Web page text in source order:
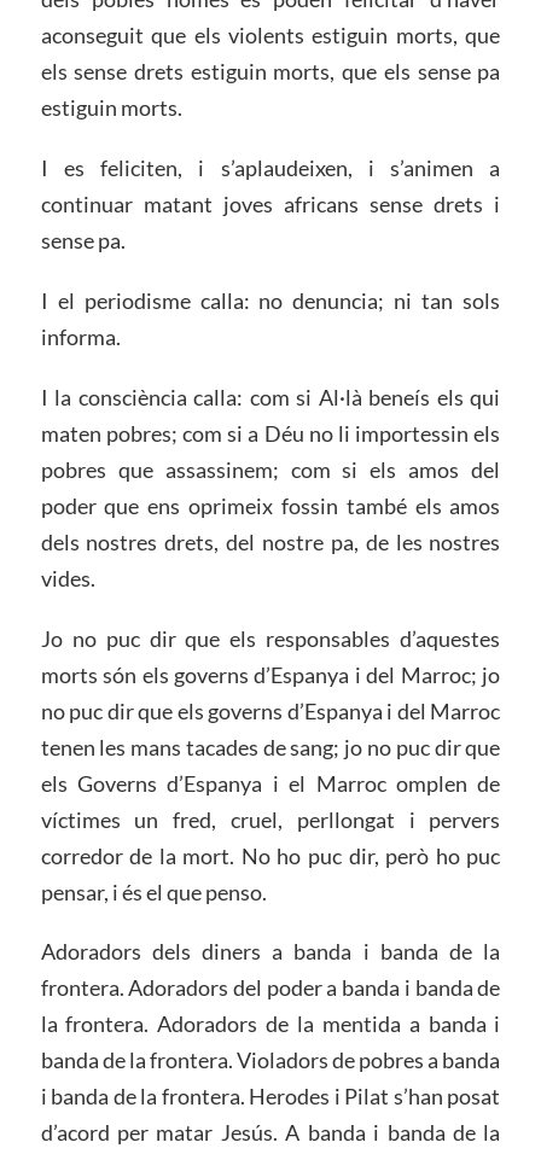
aconseguit que els violents estiguin morts, que
els sense drets estiguin morts, que els sense pa
estiguin morts.
I es feliciten, i s’aplaudeixen, i s’animen a
continuar matant joves africans sense drets i
sense pa.
I el periodisme calla: no denuncia; ni tan sols
informa.
I la consciència calla: com si Al·là beneís els qui
maten pobres; com si a Déu no li importessin els
pobres que assassinem; com si els amos del
poder que ens oprimeix fossin també els amos
dels nostres drets, del nostre pa, de les nostres
vides.
Jo no puc dir que els responsables d’aquestes
morts són els governs d’Espanya i del Marroc; jo
no puc dir que els governs d’Espanya i del Marroc
tenen les mans tacades de sang; jo no puc dir que
els Governs d’Espanya i el Marroc omplen de
víctimes un fred, cruel, perllongat i pervers
corredor de la mort. No ho puc dir, però ho puc
pensar, i és el que penso.
Adoradors dels diners a banda i banda de la
frontera. Adoradors del poder a banda i banda de
la frontera. Adoradors de la mentida a banda i
banda de la frontera. Violadors de pobres a banda
i banda de la frontera. Herodes i Pilat s’han posat
d’acord per matar Jesús. A banda i banda de la